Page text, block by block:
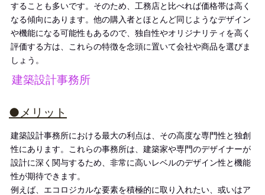
することも多いです。そのため、工務店と比べれば価格帯は高く
なる傾向にあります。他の購入者とほとんど同じようなデザイン
や機能になる可能性もあるので、独自性やオリジナリティを高く
評価する方は、これらの特徴を念頭に置いて会社や商品を選びま
しょう。
建築設計事務所
●メリット
建築設計事務所における最大の利点は、その高度な専門性と独創
性にあります。これらの事務所は、建築家や専門のデザイナーが
設計に深く関与するため、非常に高いレベルのデザイン性と機能
性が期待できます。
例えば、エコロジカルな要素を積極的に取り入れたい、或いはア